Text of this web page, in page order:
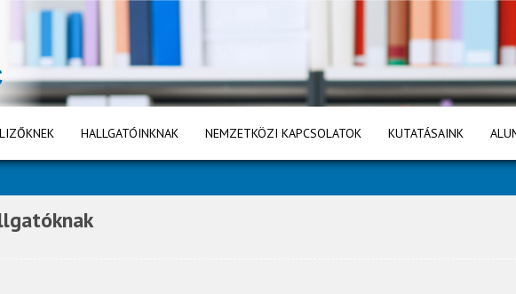
HALLGATÓINKNAK NEMZETKÖZI KAPCSOLATOK KUTATÁSAINK